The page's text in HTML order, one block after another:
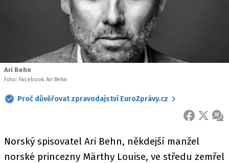
Ari Behn
Foto: Facebook Ari Behn
Proč důvěřovat zpravodajství EuroZprávy.cz
FACEBOOK
X
Norský spisovatel Ari Behn, někdejší manžel
norské princezny Märthy Louise, ve středu zemřel